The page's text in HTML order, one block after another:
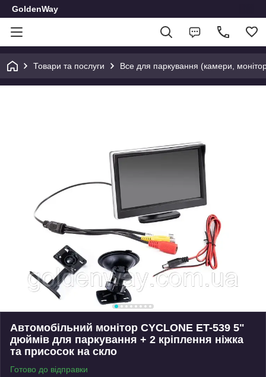
GoldenWay
Товари та послуги Все для паркування (камери,
Автомобільний монітор CYCLONE ET-539 5"
дюймів для паркування + 2 кріплення ніжка
та присосок на скло
Готово до відправки